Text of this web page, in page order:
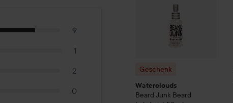
9
1
2
0
Geschenk
Waterclouds
Beard Junk Beard